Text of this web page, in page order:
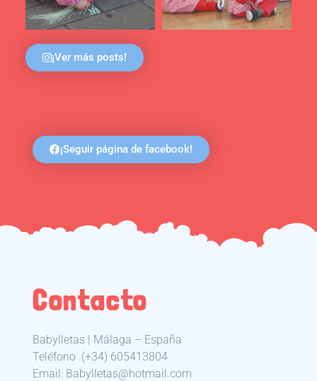
¡Ver más posts!
¡Seguir página de facebook!
Contacto
Babylletas | Málaga – España
Teléfono (+34) 605413804
Email: Babylletas@hotmail.com